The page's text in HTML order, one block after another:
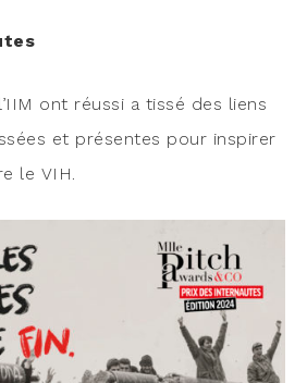
ont réus­si a tis­sé des liens
et pré­sentes pour ins­pi­rer
le VIH.